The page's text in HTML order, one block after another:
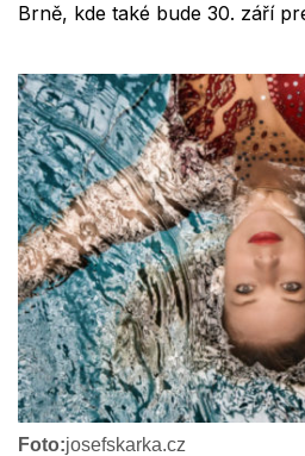
Brně, kde také bude 30. září
Foto:josefskarka.cz